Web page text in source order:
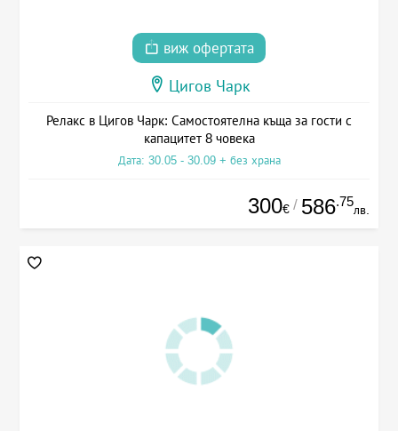
виж офертата
Цигов Чарк
Релакс в Цигов Чарк: Самостоятелна къща за гости с
капацитет 8 човека
Дата: 30.05 - 30.09 + без храна
300€ / 586.75
лв.